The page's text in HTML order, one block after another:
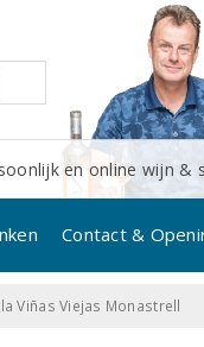
en online wijn &
Contact &
Viñas Viejas Monastrell